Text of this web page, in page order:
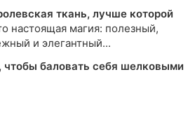
ткань, лучше которой
настоящая магия: полезный,
и элегантный...
чтобы баловать себя шелковыми